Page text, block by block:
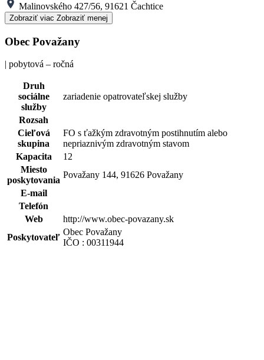
Malinovského 427/56, 91621 Čachtice
Zobraziť viac Zobraziť menej
Obec Považany
| pobytová – ročná
Druh
sociálne
služby
zariadenie opatrovateľskej služby
Rozsah
Cieľová
skupina
FO s ťažkým zdravotným postihnutím alebo
nepriaznivým zdravotným stavom
Kapacita
12
Miesto
poskytovania
Považany 144, 91626 Považany
E-mail
Telefón
Web
http://www.obec-povazany.sk
Poskytovateľ
Obec Považany
IČO : 00311944